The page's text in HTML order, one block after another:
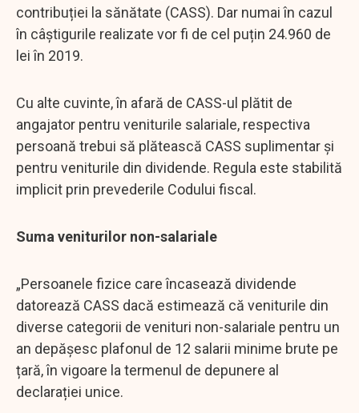
contribuției la sănătate (CASS). Dar numai în cazul
în câștigurile realizate vor fi de cel puțin 24.960 de
lei în 2019.
Cu alte cuvinte, în afară de CASS-ul plătit de
angajator pentru veniturile salariale, respectiva
persoană trebui să plătească CASS suplimentar și
pentru veniturile din dividende. Regula este stabilită
implicit prin prevederile Codului fiscal.
Suma veniturilor non-salariale
„Persoanele fizice care încasează dividende
datorează CASS dacă estimează că veniturile din
diverse categorii de venituri non-salariale pentru un
an depășesc plafonul de 12 salarii minime brute pe
țară, în vigoare la termenul de depunere al
declarației unice.